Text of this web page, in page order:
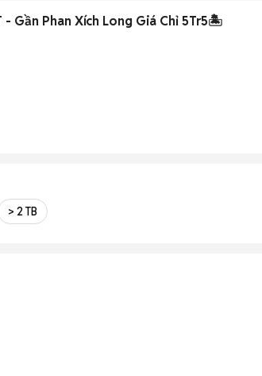
Gần Phan Xích Long Giá Chỉ 5Tr5🏝️
> 2 TB